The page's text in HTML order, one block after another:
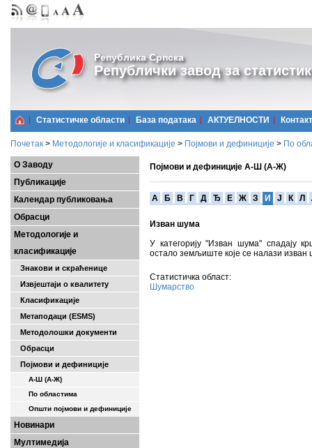
Република Српска
Републички завод за
Статистичке области Базa података АКТУЕЛНОСТИ Контакт
Почетак > Методологије и класификације > Појмови и дефиниције > По
О Заводу
Публикације
Календар публиковања
Обрасци
Методологије и
класификације
Знакови и скраћенице
Извјештаји о квалитету
Класификације
Метаподаци (ESMS)
Методолошки документи
Обрасци
Појмови и дефиниције
А-Ш (A-Ж)
По областима
Општи појмови и дефиниције
Новинари
Мултимедија
Појмови и дефиниције А-Ш (А-Ж)
A Б В Г Д Ђ Е Ж З И Ј К Л
Изван шума
У категорију "Изван шума" спадају
остало земљиште које се налази изван
Статистичка област:
Шумарство